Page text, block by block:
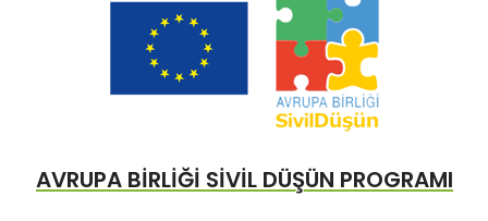
AVRUPA BİRLİĞİ SİVİL DÜŞÜN PROGRAMI